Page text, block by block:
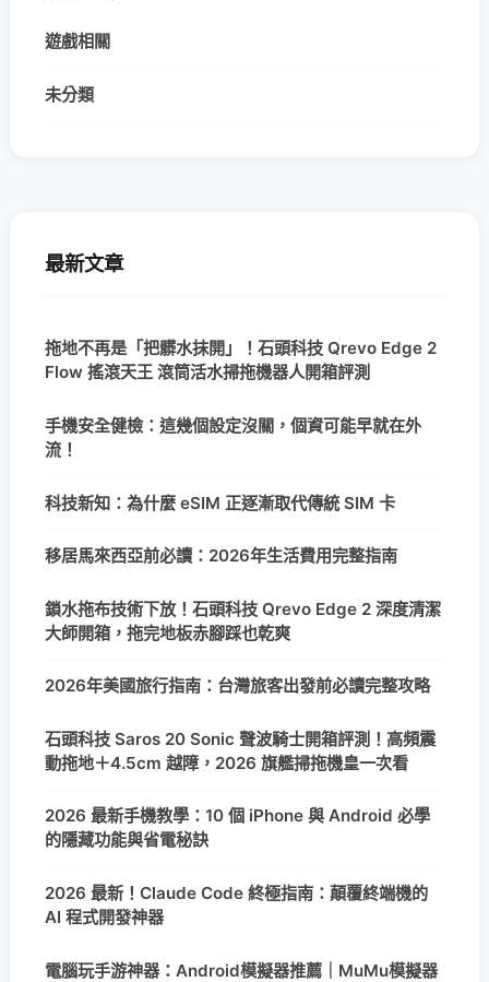
遊戲相關
未分類
最新文章
拖地不再是「把髒水抹開」！石頭科技 Qrevo Edge 2
Flow 搖滾天王 滾筒活水掃拖機器人開箱評測
手機安全健檢：這幾個設定沒關，個資可能早就在外
流！
科技新知：為什麼 eSIM 正逐漸取代傳統 SIM 卡
移居馬來西亞前必讀：2026年生活費用完整指南
鎖水拖布技術下放！石頭科技 Qrevo Edge 2 深度清潔
大師開箱，拖完地板赤腳踩也乾爽
2026年美國旅行指南：台灣旅客出發前必讀完整攻略
石頭科技 Saros 20 Sonic 聲波騎士開箱評測！高頻震
動拖地＋4.5cm 越障，2026 旗艦掃拖機皇一次看
2026 最新手機教學：10 個 iPhone 與 Android 必學
的隱藏功能與省電秘訣
2026 最新！Claude Code 終極指南：顛覆終端機的
AI 程式開發神器
電腦玩手游神器：Android模擬器推薦｜MuMu模擬器